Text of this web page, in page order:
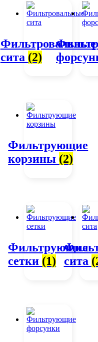
Фильтровальные
сита (2)
Фильтрующие
корзины (2)
Фильтрующие
сетки (1)
сита